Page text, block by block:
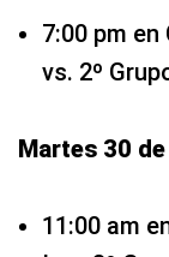
7:00 pm en
vs. 2º
Martes 30
11:00 am